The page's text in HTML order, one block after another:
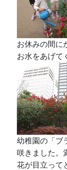
お休みの間に
お水をあげて
幼稚園の「ブ
咲きました。
花が目立って